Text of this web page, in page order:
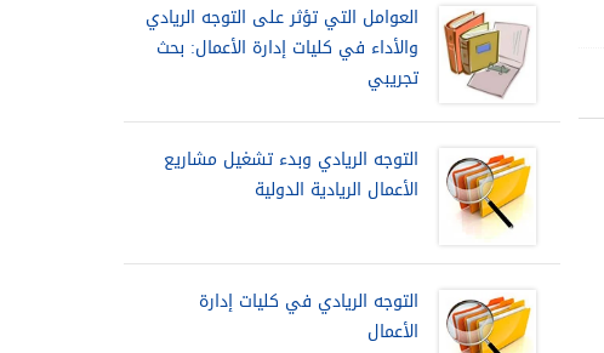
العوامل التي تؤثر على التوجه الريادي
والأداء في كليات إدارة الأعمال: بحث
تجريبي
التوجه الريادي وبدء تشغيل مشاريع
الأعمال الريادية الدولية
التوجه الريادي في كليات إدارة
الأعمال